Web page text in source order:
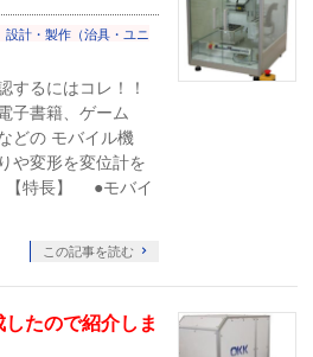
設計・製作（治具・ユニ
するにはコレ！！
子書籍、ゲーム
どの モバイル機
や変形を変位計を
【特長】 ●モバイ
この記事を読む
たので紹介しま